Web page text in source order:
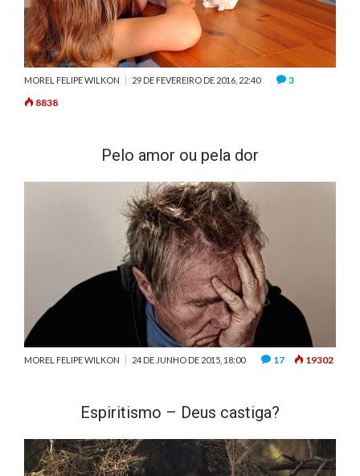
MOREL FELIPE WILKON 29 DE FEVEREIRO DE 2016, 22:40
3
8838
Pelo amor ou pela dor
MOREL FELIPE WILKON 24 DE JUNHO DE 2015, 18:00 17 19302
Espiritismo – Deus castiga?